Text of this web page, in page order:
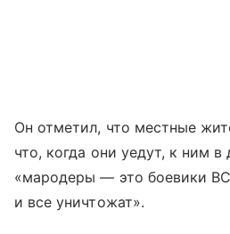
Он отметил, что местные
что, когда они уедут, к ним
«мародеры — это боевики
и все уничтожат».